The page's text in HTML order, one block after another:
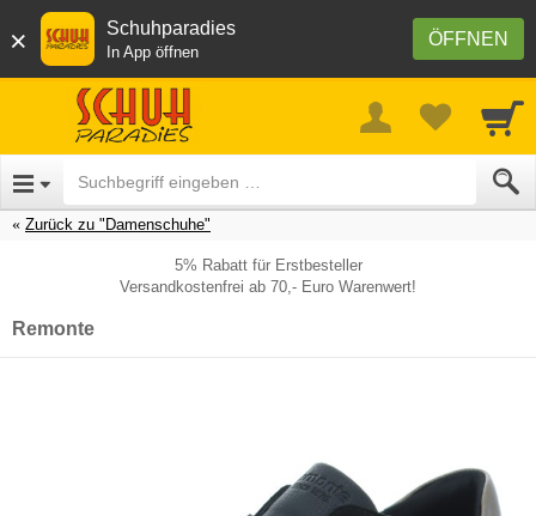
× ÖFFNEN
Schuhparadies
In App öffnen
Zurück zu "Damenschuhe"
5% Rabatt für Erstbesteller
Versandkostenfrei ab 70,- Euro Warenwert!
Remonte